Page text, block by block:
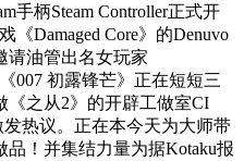
手柄Steam Controller正式开
Damaged Core》的Denuvo
请油管出名女玩家
007 初露锋芒》正在短短三
《之从2》的开辟工做室CI
发热议。正在本今天为大师带
品！并集结力量为据Kotaku报